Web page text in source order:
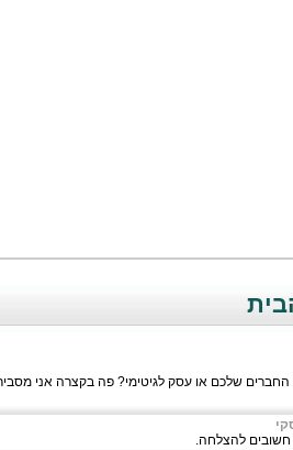
שלכם או עסק לגיטימי? פה בקצרה אני